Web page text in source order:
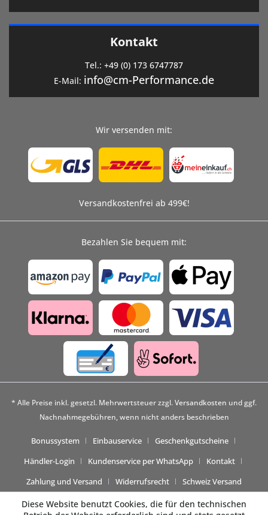
Kontakt
Tel.: +49 (0) 173 6747787
E-Mail: info@cm-Performance.de
Wir versenden mit:
Versandkostenfrei ab 499€!
Bezahlen Sie bequem mit:
* Alle Preise inkl. gesetzl. Mehrwertsteuer zzgl.Versandkosten und ggf.
Nachnahmegebühren, wenn nicht anders beschrieben
Bonussystem Einbauservice
Geschenkgutscheine
Händler-Login
Kundenservice per WhatsApp
Kontakt
Zahlung und Versand
Widerrufsrecht Schweiz Versand
Diese Website benutzt Cookies, die für den technischen